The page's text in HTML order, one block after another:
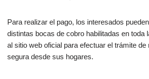
Para realizar el pago, los interesados
distintas bocas de cobro habilitadas en toda
al sitio web oficial para efectuar el trámite de
segura desde sus hogares.